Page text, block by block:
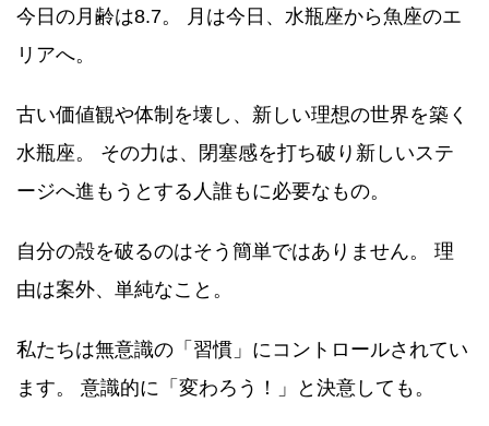
今日の月齢は8.7。 月は今日、水瓶座から魚座のエ
リアへ。
古い価値観や体制を壊し、新しい理想の世界を築く
水瓶座。 その力は、閉塞感を打ち破り新しいステ
ージへ進もうとする人誰もに必要なもの。
自分の殻を破るのはそう簡単ではありません。 理
由は案外、単純なこと。
私たちは無意識の「習慣」にコントロールされてい
ます。 意識的に「変わろう！」と決意しても。